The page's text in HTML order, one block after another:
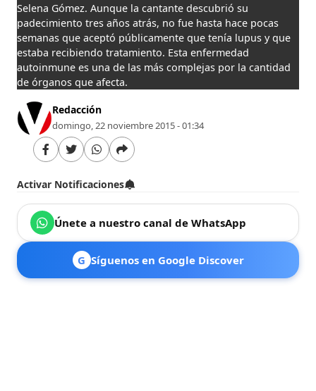
Selena Gómez. Aunque la cantante descubrió su
padecimiento tres años atrás, no fue hasta hace pocas
semanas que aceptó públicamente que tenía lupus y que
estaba recibiendo tratamiento. Esta enfermedad
autoinmune es una de las más complejas por la cantidad
de órganos que afecta.
Redacción
domingo, 22 noviembre 2015 - 01:34
Activar Notificaciones
Únete a nuestro canal de WhatsApp
G Síguenos en Google Discover